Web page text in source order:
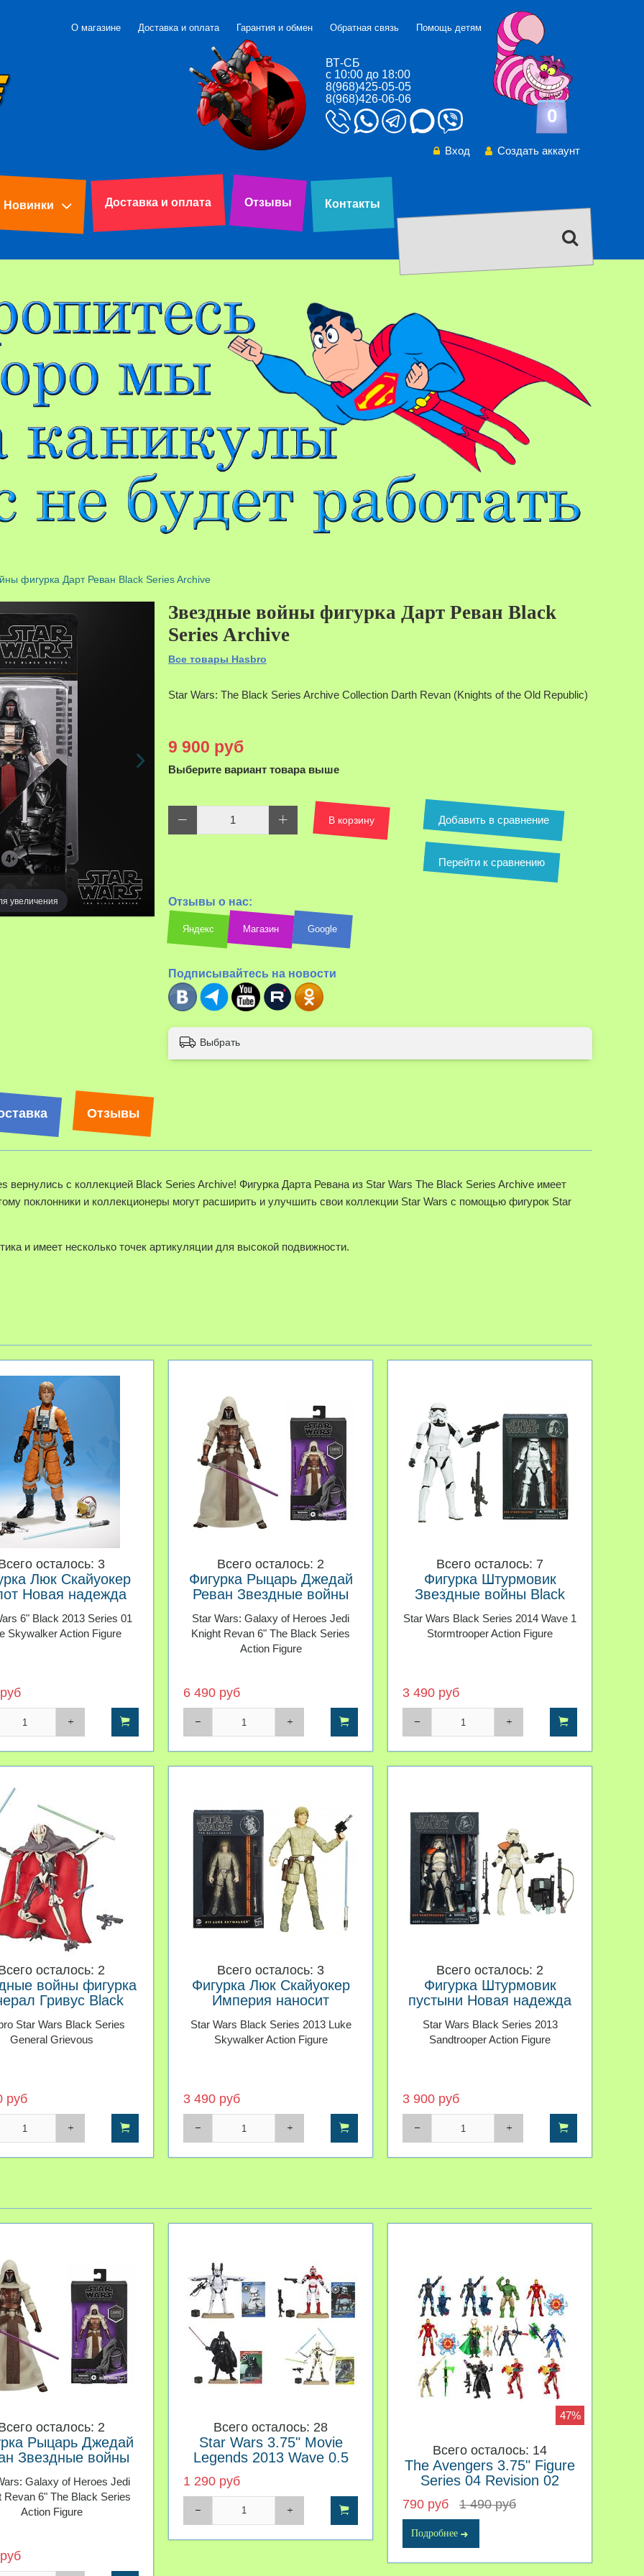
ВТ-СБ
с 10:00 до 18:00
8(968)425-05-05
8(968)426-06-06
О магазине Доставка и оплата Гарантия и обмен Обратная связь Помощь детям
0
Вход Создать аккаунт
Новинки Доставка и оплата Отзывы Контакты
фигурка Дарт Реван Black Series Archive
увеличения
Звездные войны фигурка Дарт Реван Black
Series Archive
Все товары Hasbro
Star Wars: The Black Series Archive Collection Darth Revan (Knights of the Old Republic)
9 900 руб
Выберите вариант товара выше
В корзину Добавить в сравнение
Перейти к сравнению
Отзывы о нас:
Яндекс Магазин Google
Подписывайтесь на новости
Выбрать
Отзывы
вернулись с коллекцией Black Series Archive! Фигурка Дарта Ревана из Star Wars The Black Series Archive имеет
поклонники и коллекционеры могут расширить и улучшить свои коллекции Star Wars с помощью фигурок Star
и имеет несколько точек артикуляции для высокой подвижности.
осталось: 3
Люк Скайуокер
Новая надежда
6" Black 2013 Series 01
Skywalker Action Figure
Всего осталось: 2
Фигурка Рыцарь Джедай
Реван Звездные войны
Star Wars: Galaxy of Heroes Jedi
Knight Revan 6" The Black Series
Action Figure
6 490 руб
Всего осталось: 7
Фигурка Штурмовик
Звездные войны Black
Star Wars Black Series 2014 Wave 1
Stormtrooper Action Figure
3 490 руб
осталось: 2
войны фигурка
Гривус Black
Star Wars Black Series
General Grievous
руб
Всего осталось: 3
Фигурка Люк Скайуокер
Империя наносит
Series
Star Wars Black Series 2013 Luke
Skywalker Action Figure
3 490 руб
Всего осталось: 2
Фигурка Штурмовик
пустыни Новая надежда
Star Wars Black Series 2013
Sandtrooper Action Figure
3 900 руб
осталось: 2
Рыцарь Джедай
Звездные войны
Galaxy of Heroes Jedi
Revan 6" The Black Series
Action Figure
Всего осталось: 28
Star Wars 3.75" Movie
Legends 2013 Wave 0.5
Revision 02
1 290 руб
47%
Всего осталось: 14
The Avengers 3.75" Figure
Series 04 Revision 02
790 руб 1 490 руб
Подробнее